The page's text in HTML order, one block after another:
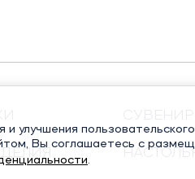
улучшения
Вы соглашаетесь с
.